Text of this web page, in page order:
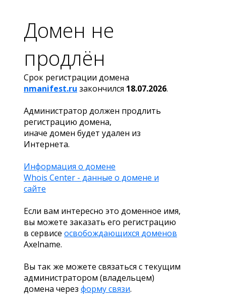
Домен не
продлён
Срок регистрации домена
nmanifest.ru закончился 18.07.2026.
Администратор должен продлить
регистрацию домена,
иначе домен будет удален из
Интернета.
Информация о домене
Whois Center - данные о домене и
сайте
Если вам интересно это доменное имя,
вы можете заказать его регистрацию
в сервисе освобождающихся доменов
Axelname.
Вы так же можете связаться с текущим
администратором (владельцем)
домена через форму связи.